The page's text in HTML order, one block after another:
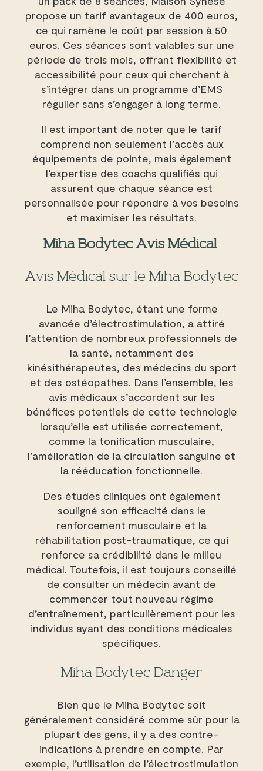
propose un tarif avantageux de 400 euros,
ce qui ramène le coût par session à 50
euros. Ces séances sont valables sur une
période de trois mois, offrant flexibilité et
accessibilité pour ceux qui cherchent à
s’intégrer dans un programme d’EMS
régulier sans s’engager à long terme.
Il est important de noter que le tarif
comprend non seulement l’accès aux
équipements de pointe, mais également
l’expertise des coachs qualifiés qui
assurent que chaque séance est
personnalisée pour répondre à vos besoins
et maximiser les résultats.
Miha Bodytec Avis Médical
Avis Médical sur le Miha Bodytec
Le Miha Bodytec, étant une forme
avancée d’électrostimulation, a attiré
l’attention de nombreux professionnels de
la santé, notamment des
kinésithérapeutes, des médecins du sport
et des ostéopathes. Dans l’ensemble, les
avis médicaux s’accordent sur les
bénéfices potentiels de cette technologie
lorsqu’elle est utilisée correctement,
comme la tonification musculaire,
l’amélioration de la circulation sanguine et
la rééducation fonctionnelle.
Des études cliniques ont également
souligné son efficacité dans le
renforcement musculaire et la
réhabilitation post-traumatique, ce qui
renforce sa crédibilité dans le milieu
médical. Toutefois, il est toujours conseillé
de consulter un médecin avant de
commencer tout nouveau régime
d’entraînement, particulièrement pour les
individus ayant des conditions médicales
spécifiques.
Miha Bodytec Danger
Bien que le Miha Bodytec soit
généralement considéré comme sûr pour la
plupart des gens, il y a des contre-
indications à prendre en compte. Par
exemple, l’utilisation de l’électrostimulation